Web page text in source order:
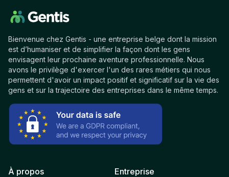
Bienvenue chez Gentis - une entreprise belge dont la mission
est d’humaniser et de simplifier la façon dont les gens
envisagent leur prochaine aventure professionnelle. Nous
avons le privilège d'exercer l'un des rares métiers qui nous
permettent d'avoir un impact positif et significatif sur la vie des
gens et sur la trajectoire des entreprises dans le même temps.
À propos Entreprise